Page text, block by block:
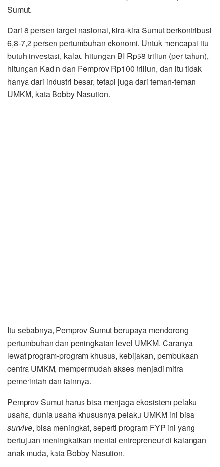
Sumut.
Dari 8 persen target nasional, kira-kira Sumut berkontribusi
6,8-7,2 persen pertumbuhan ekonomi. Untuk mencapai itu
butuh investasi, kalau hitungan BI Rp58 triliun (per tahun),
hitungan Kadin dan Pemprov Rp100 triliun, dan itu tidak
hanya dari industri besar, tetapi juga dari teman-teman
UMKM, kata Bobby Nasution.
Itu sebabnya, Pemprov Sumut berupaya mendorong
pertumbuhan dan peningkatan level UMKM. Caranya
lewat program-program khusus, kebijakan, pembukaan
centra UMKM, mempermudah akses menjadi mitra
pemerintah dan lainnya.
Pemprov Sumut harus bisa menjaga ekosistem pelaku
usaha, dunia usaha khususnya pelaku UMKM ini bisa
survive, bisa meningkat, seperti program FYP ini yang
bertujuan meningkatkan mental entrepreneur di kalangan
anak muda, kata Bobby Nasution.